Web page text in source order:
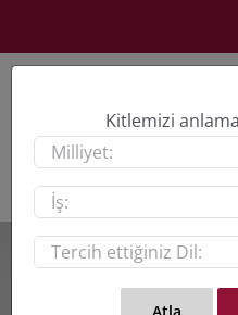
content
Kitlemizi